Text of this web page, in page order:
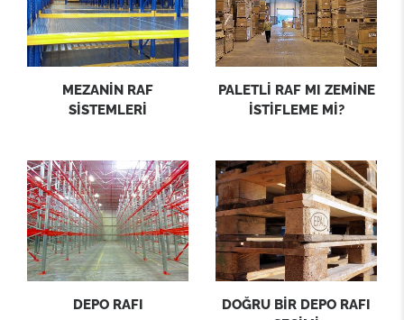
MEZANİN RAF
SİSTEMLERİ
PALETLİ RAF MI ZEMİNE
İSTİFLEME Mİ?
DEPO RAFI
DOĞRU BİR DEPO RAFI